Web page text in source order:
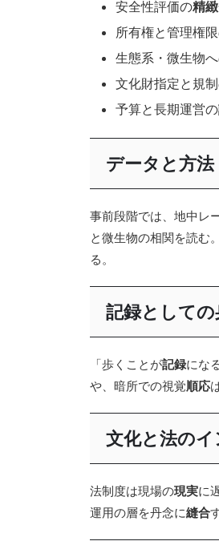
安全性評価の精緻
所有権と管理権
生態系・微生物
文化財指定と規
予算と長期運営の
データと方法
事前段階では、地中レ
と微生物の相関を読む
る。
記録としての
「歩くことが記録にな
や、暗所での視覚順応
文化と法の
法制度は現場の現実に
運用の層を丹念に縫合